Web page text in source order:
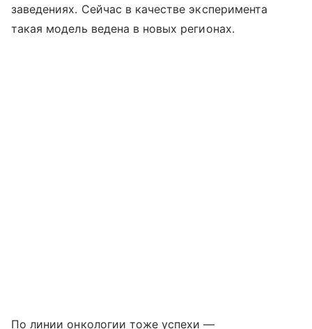
заведениях. Сейчас в качестве эксперимента
такая модель ведена в новых регионах.
По линии онкологии тоже успехи —